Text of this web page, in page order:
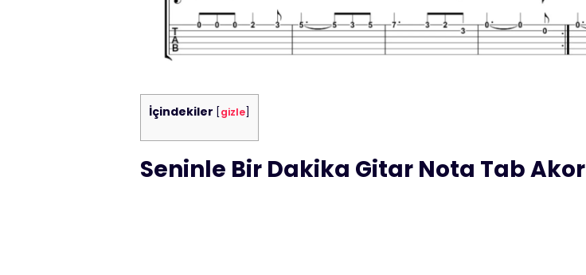
İçindekiler gizle
Seninle Bir Dakika Gitar Nota Tab Akor